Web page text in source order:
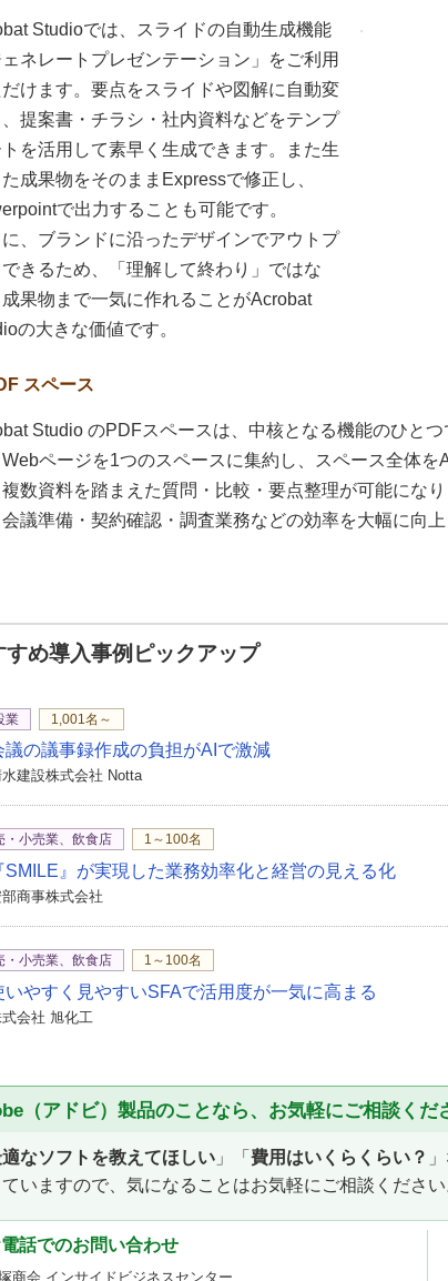
Studioでは、スライドの自動生成機能
ェネレートプレゼンテーション」をご利用
けます。要点をスライドや図解に自動変
提案書・チラシ・社内資料などをテンプ
トを活用して素早く生成できます。また生
成果物をそのままExpressで修正し、
で出力することも可能です。
に、ブランドに沿ったデザインでアウトプ
できるため、「理解して終わり」ではな
成果物まで一気に作れることがAcrobat
の大きな価値です。
スペース
Studio のPDFスペースは、中核となる機能のひと
Webページを1つのスペースに集約し、スペース全体を
数資料を踏まえた質問・比較・要点整理が可能にな
議準備・契約確認・調査業務などの効率を大幅に向上
すめ導入事例ピックアップ
業 1,001名～
議の議事録作成の負担がAIで激減
建設株式会社 Notta
・小売業、飲食店 1～100名
SMILE』が実現した業務効率化と経営の見える化
商事株式会社
・小売業、飲食店 1～100名
いやすく見やすいSFAで活用度が一気に高まる
会社 旭化工
（アドビ）製品のことなら、お気軽にご相談くだ
なソフトを教えてほしい 」「 費用はいくらくらい？
いますので、気になることはお気軽にご相談ください
話でのお問い合わせ
商会 インサイドビジネスセンター